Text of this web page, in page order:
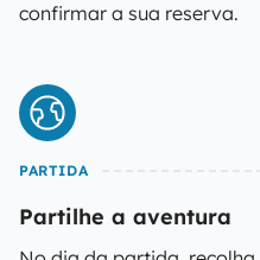
confirmar a sua reserva.
PARTIDA
Partilhe a aventura